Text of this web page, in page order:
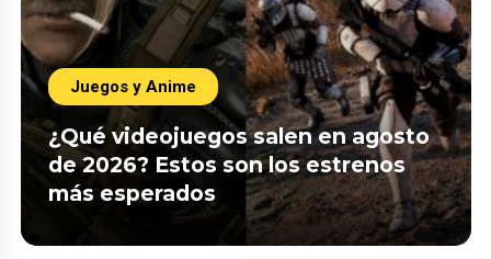
Juegos y Anime
¿Qué videojuegos salen en agosto
de 2026? Estos son los estrenos
más esperados